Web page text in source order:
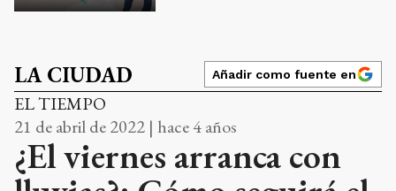
LA CIUDAD Añadir como fuente en
EL TIEMPO
21 de abril de 2022 | hace 4 años
¿El viernes arranca con